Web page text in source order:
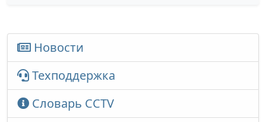
Новости
Техподдержка
Словарь CCTV